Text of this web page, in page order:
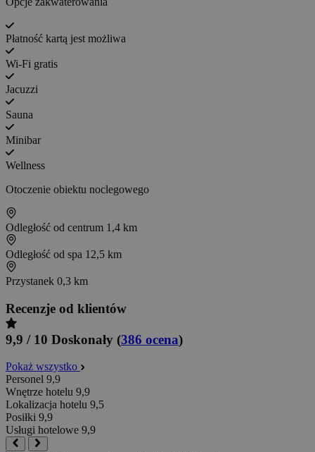
Płatność kartą jest możliwa
Wi-Fi gratis
Jacuzzi
Sauna
Minibar
Wellness
Otoczenie obiektu noclegowego
Odległość od centrum 1,4 km
Odległość od spa 12,5 km
Przystanek 0,3 km
Recenzje od klientów
9,9 / 10 Doskonały (386 ocena)
Pokaż wszystko
Personel 9,9
Wnętrze hotelu 9,9
Lokalizacja hotelu 9,5
Posiłki 9,9
Usługi hotelowe 9,9